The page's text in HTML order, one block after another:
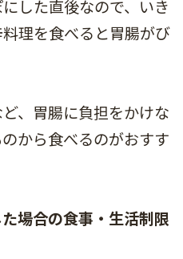
した直後なので、いき
理を食べると胃腸がび
、胃腸に負担をかけな
から食べるのがおすす
場合の食事・生活制限